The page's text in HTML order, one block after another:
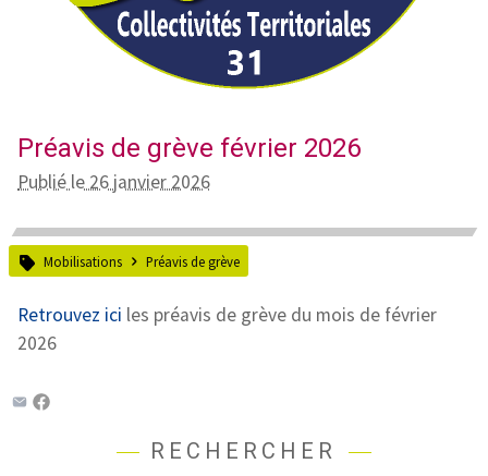
Préavis de grève février 2026
Publié le 26 janvier 2026
Mobilisations Préavis de grève
Retrouvez ici les préavis de grève du mois de février
2026
RECHERCHER